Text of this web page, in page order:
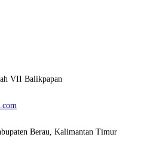
VII Balikpapan
Berau, Kalimantan Timur